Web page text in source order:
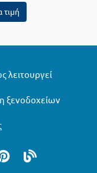
λειτουργεί
ξενοδοχείων